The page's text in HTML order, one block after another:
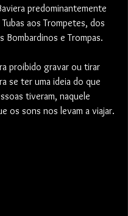
predominantemente
aos Trompetes, dos
Bombardinos e Trompas.
proibido gravar ou tirar
se ter uma ideia do que
tiveram, naquele
os sons nos levam a viajar.